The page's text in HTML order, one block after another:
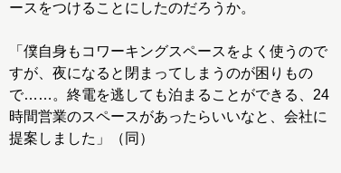
ースをつけることにしたのだろうか。
「僕自身もコワーキングスペースをよく使うので
すが、夜になると閉まってしまうのが困りもの
で……。終電を逃しても泊まることができる、24
時間営業のスペースがあったらいいなと、会社に
提案しました」（同）